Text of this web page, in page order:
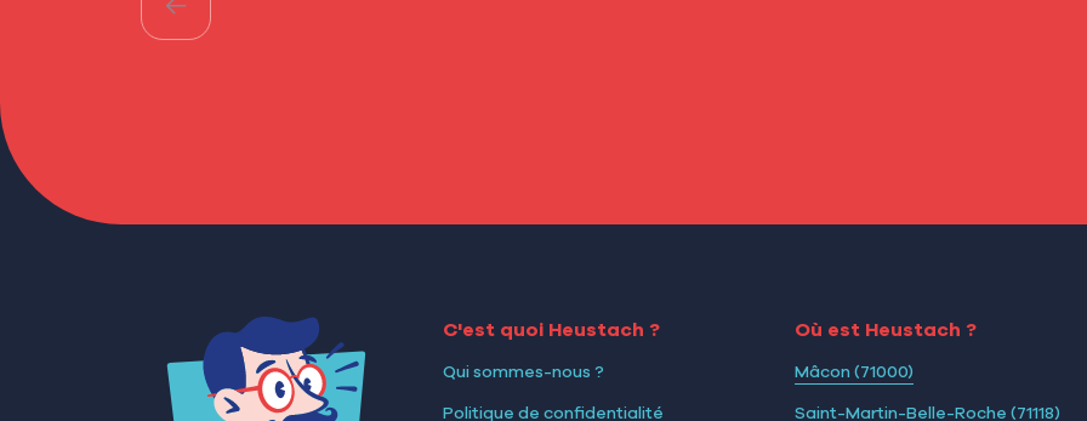
C'est quoi Heustach ?
Qui sommes-nous ?
Politique de confidentialité
Où est Heustach ?
Mâcon (71000)
Saint-Martin-Belle-Roche (71118)